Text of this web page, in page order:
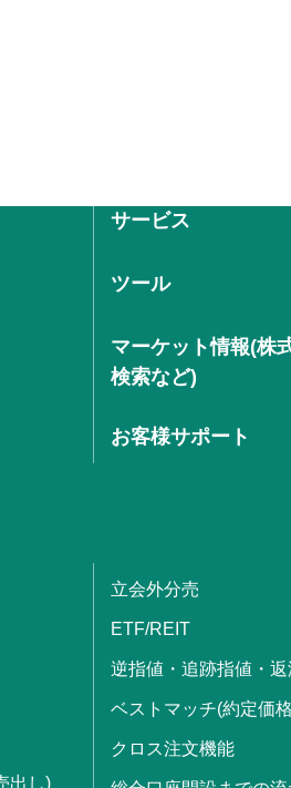
サービス
ツール
マーケット情報(株
検索など)
お客様サポート
出し)
立会外分売
ETF/REIT
逆指値・追跡指値・
ベストマッチ(約定価
クロス注文機能